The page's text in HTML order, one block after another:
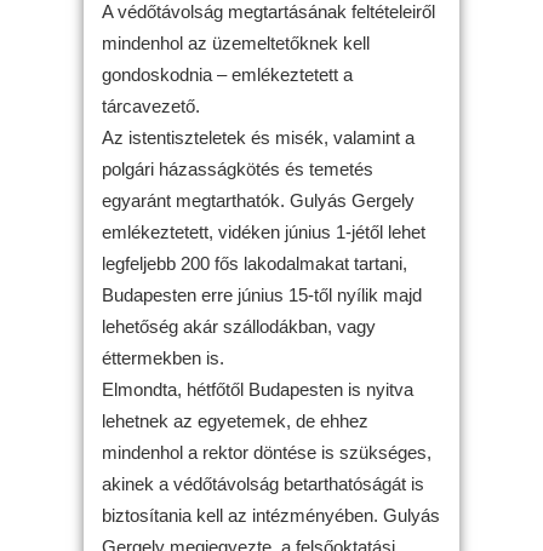
A védőtávolság megtartásának feltételeiről
mindenhol az üzemeltetőknek kell
gondoskodnia – emlékeztetett a
tárcavezető.
Az istentiszteletek és misék, valamint a
polgári házasságkötés és temetés
egyaránt megtarthatók. Gulyás Gergely
emlékeztetett, vidéken június 1-jétől lehet
legfeljebb 200 fős lakodalmakat tartani,
Budapesten erre június 15-től nyílik majd
lehetőség akár szállodákban, vagy
éttermekben is.
Elmondta, hétfőtől Budapesten is nyitva
lehetnek az egyetemek, de ehhez
mindenhol a rektor döntése is szükséges,
akinek a védőtávolság betarthatóságát is
biztosítania kell az intézményében. Gulyás
Gergely megjegyezte, a felsőoktatási